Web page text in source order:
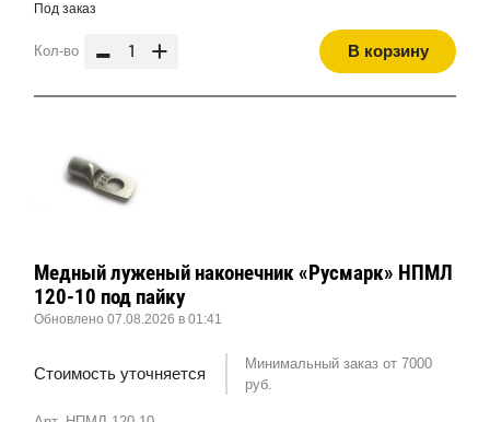
Под заказ
Кол-во - + В корзину
Медный луженый наконечник «Русмарк» НПМЛ
120-10 под пайку
Обновлено 07.08.2026 в 01:41
Стоимость уточняется
Минимальный заказ от 7000
руб.